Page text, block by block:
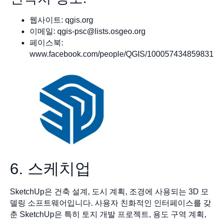
웹사이트: qgis.org
이메일: qgis-psc@lists.osgeo.org
페이스북:
www.facebook.com/people/QGIS/100057434859831
6. 스케치업
SketchUp은 건축 설계, 도시 계획, 조경에 사용되는 3D 모
델링 소프트웨어입니다. 사용자 친화적인 인터페이스를 갖
춘 SketchUp은 특히 토지 개발 프로젝트, 용도 구역 계획,